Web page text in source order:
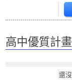
高中優質計畫
還